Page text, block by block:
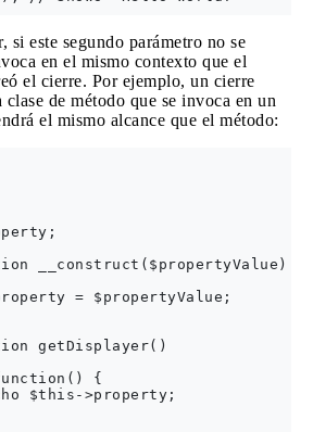
si este segundo parámetro no se
en el mismo contexto que el
el cierre. Por ejemplo, un cierre
de método que se invoca en un
el mismo alcance que el método:
__construct($propertyValue)
= $propertyValue;
getDisplayer()
{
$this->property;